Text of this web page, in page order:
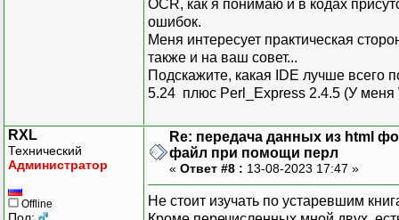
OCR, как я понимаю и в кодах
ошибок.
Меня интересует практическая
также и на ваш совет...
Подскажите, какая IDE лучше всего
5.24 плюс Perl_Express 2.4.5 (У меня
RXL
Технический
Администратор
Offline
Пол:
Re: передача данных из html
файл при помощи перл
« Ответ #8 : 13-08-2023 17:47 »
Не стоит изучать по устаревшим